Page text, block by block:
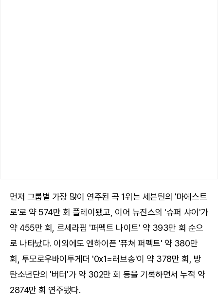
먼저 그룹별 가장 많이 연주된 곡 1위는 세븐틴의 '마에스트
로'로 약 574만 회 플레이됐고, 이어 뉴진스의 '슈퍼 샤이'가
약 455만 회, 르세라핌 '퍼펙트 나이트' 약 393만 회 순으
로 나타났다. 이외에도 엔하이픈 '퓨쳐 퍼펙트' 약 380만
회, 투모로우바이투게더 '0x1=러브송'이 약 378만 회, 방
탄소년단의 '버터'가 약 302만 회 등을 기록하면서 누적 약
2874만 회 연주됐다.